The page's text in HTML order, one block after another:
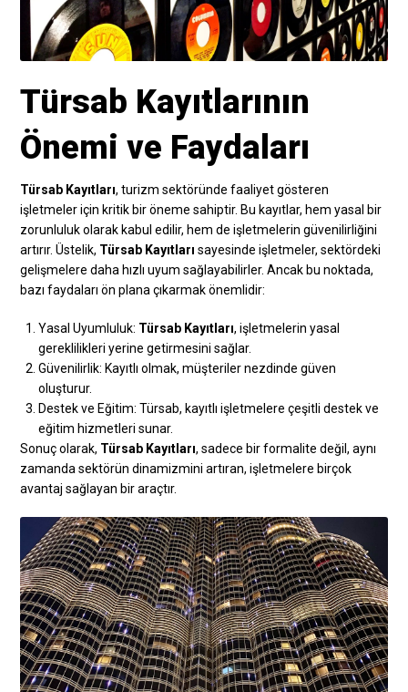
Türsab Kayıtlarının
Önemi ve Faydaları
Türsab Kayıtları, turizm sektöründe faaliyet gösteren
işletmeler için kritik bir öneme sahiptir. Bu kayıtlar, hem yasal bir
zorunluluk olarak kabul edilir, hem de işletmelerin güvenilirliğini
artırır. Üstelik, Türsab Kayıtları sayesinde işletmeler, sektördeki
gelişmelere daha hızlı uyum sağlayabilirler. Ancak bu noktada,
bazı faydaları ön plana çıkarmak önemlidir:
Yasal Uyumluluk: Türsab Kayıtları, işletmelerin yasal
gereklilikleri yerine getirmesini sağlar.
Güvenilirlik: Kayıtlı olmak, müşteriler nezdinde güven
oluşturur.
Destek ve Eğitim: Türsab, kayıtlı işletmelere çeşitli destek ve
eğitim hizmetleri sunar.
Sonuç olarak, Türsab Kayıtları, sadece bir formalite değil, aynı
zamanda sektörün dinamizmini artıran, işletmelere birçok
avantaj sağlayan bir araçtır.